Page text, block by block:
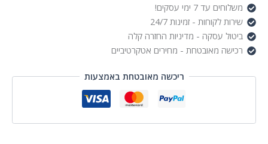
משלוחים עד 7 ימי עסקים!
שירות לקוחות - זמינות 24/7
ביטול עסקה - מדיניות החזרה קלה
רכישה מאובטחת - מחירים אטקרטיביים
ריכשה מאובטחת באמצעות